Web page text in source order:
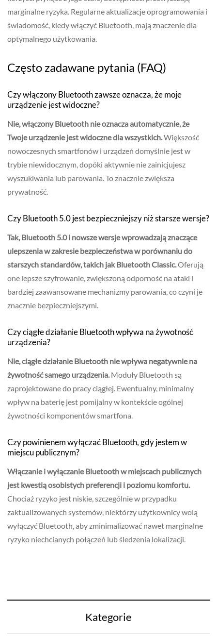
marginalne ryzyka. Regularne aktualizacje oprogramowania i
świadomość, kiedy włączyć Bluetooth, mają znaczenie dla
optymalnego użytkowania.
Często zadawane pytania (FAQ)
Czy włączony Bluetooth zawsze oznacza, że moje
urządzenie jest widoczne?
Nie, włączony Bluetooth nie oznacza automatycznie, że
Twoje urządzenie jest widoczne dla wszystkich.Większość
nowoczesnych smartfonów i urządzeń domyślnie jest w
trybie niewidocznym, dopóki aktywnie nie zainicjujesz
wyszukiwania lub parowania. To znacznie zwiększa
prywatność.
Czy Bluetooth 5.0 jest bezpieczniejszy niż starsze wersje?
Tak, Bluetooth 5.0 i nowsze wersje wprowadzają znaczące
ulepszenia w zakresie bezpieczeństwa w porównaniu do
starszych standardów, takich jak Bluetooth Classic.Oferują
one lepsze szyfrowanie, zwiększoną odporność na ataki i
bardziej zaawansowane mechanizmy parowania, co czyni je
znacznie bezpieczniejszymi.
Czy ciągłe działanie Bluetooth wpływa na żywotność
urządzenia?
Nie, ciągłe działanie Bluetooth nie wpływa negatywnie na
żywotność samego urządzenia.Moduły Bluetooth są
zaprojektowane do pracy ciągłej. Ewentualny, minimalny
wpływ na baterię jest pomijalny w kontekście ogólnej
żywotności komponentów smartfona.
Czy powinienem wyłączać Bluetooth, gdy jestem w
miejscu publicznym?
Włączanie i wyłączanie Bluetooth w miejscach publicznych
jest kwestią osobistych preferencji i poziomu komfortu.
Chociaż ryzyko jest niskie, szczególnie w przypadku
zaktualizowanych systemów, niektórzy użytkownicy wolą
wyłączyć Bluetooth, aby zminimalizować nawet marginalne
ryzyko niechcianych połączeń lub śledzenia lokalizacji.
Kategorie